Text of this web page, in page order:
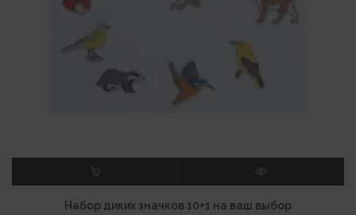
В КОРЗИНУ ПРОСМОТР
Набор диких значков 10+1 на ваш выбор